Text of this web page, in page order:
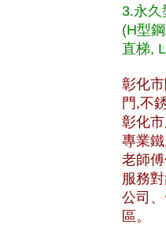
3.永久
(H型
直梯,
彰化
門,不
彰化
專業
老師
服務
公司
區。